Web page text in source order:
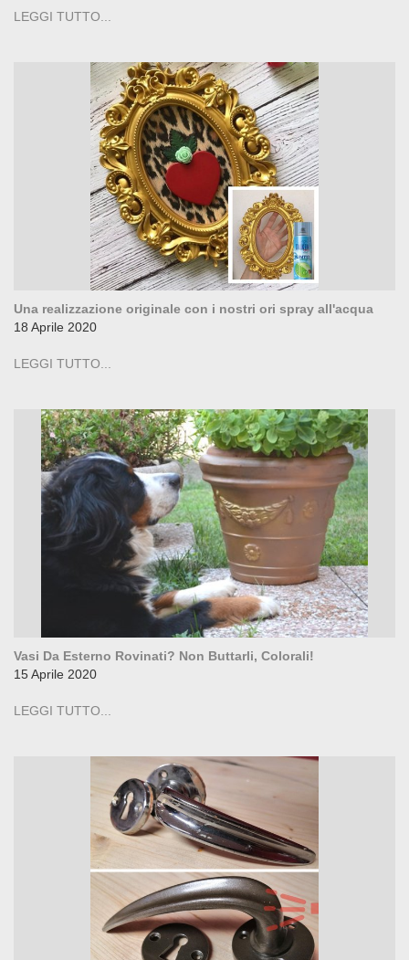
LEGGI TUTTO...
Una realizzazione originale con i nostri ori spray all'acqua
18 Aprile 2020
LEGGI TUTTO...
Vasi Da Esterno Rovinati? Non Buttarli, Colorali!
15 Aprile 2020
LEGGI TUTTO...